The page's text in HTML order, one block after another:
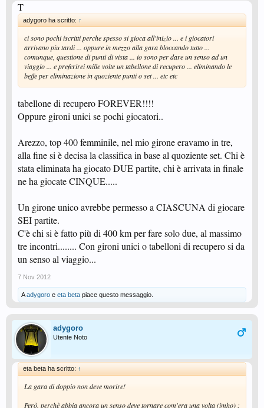
T
adygoro ha scritto: ↑
ci sono pochi iscritti perche spesso si gioca all'inizio ... e i giocatori
arrivano piu tardi ... oppure in mezzo alla gara bloccando tutto ...
comunque, questione di punti di vista ... io sono per dare un senso ad un
viaggio ... e preferirei mille volte un tabellone di recupero ... eliminando le
beffe per eliminazione in quoziente punti o set ... etc etc
tabellone di recupero FOREVER!!!!
Oppure gironi unici se pochi giocatori..
Arezzo, top 400 femminile, nel mio girone eravamo in tre,
alla fine si è decisa la classifica in base al quoziente set. Chi è
stata eliminata ha giocato DUE partite, chi è arrivata in finale
ne ha giocate CINQUE.....
Un girone unico avrebbe permesso a CIASCUNA di giocare
SEI partite.
C'è chi si è fatto più di 400 km per fare solo due, al massimo
tre incontri........ Con gironi unici o tabelloni di recupero si da
un senso al viaggio...
7 Nov 2012
Aadygoro e eta beta piace questo messaggio.
adygoro
Utente Noto
eta beta ha scritto: ↑
La gara di doppio non deve morire!
Però, perchè abbia ancora un senso deve tornare com'era una volta (imho) :